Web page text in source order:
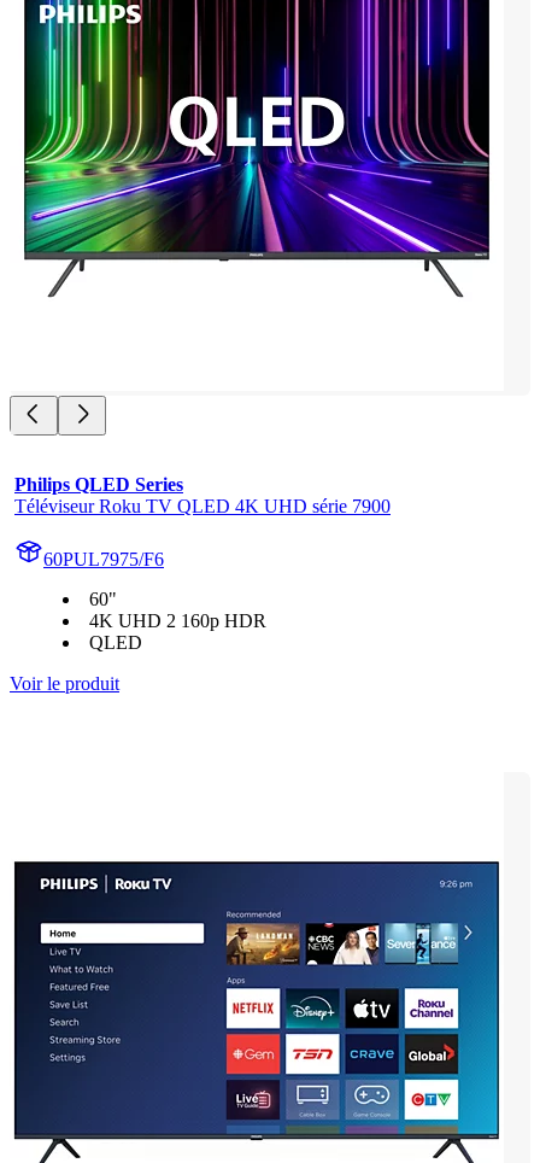
Philips QLED Series
Téléviseur Roku TV QLED 4K UHD série 7900
60PUL7975/F6
60"
4K UHD 2 160p HDR
QLED
Voir le produit